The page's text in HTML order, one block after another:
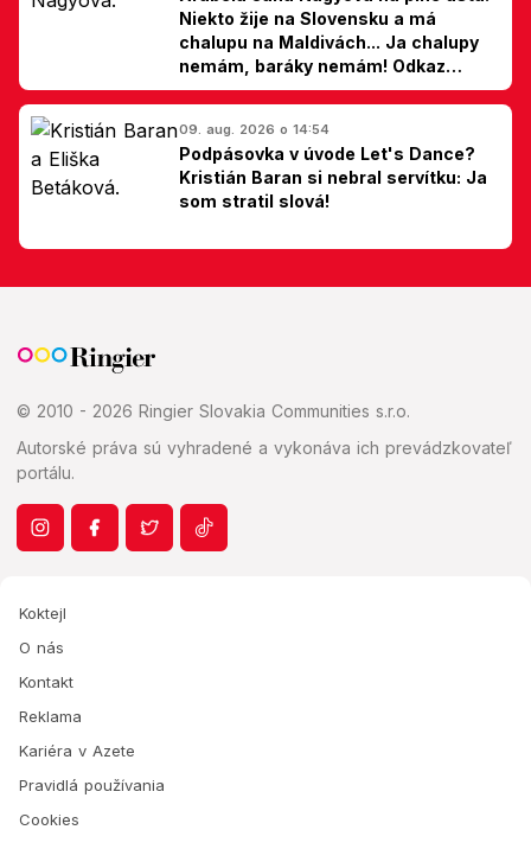
Niekto žije na Slovensku a má
chalupu na Maldivách... Ja chalupy
nemám, baráky nemám! Odkaz
Slovákom
09. aug. 2026 o 14:54
Podpásovka v úvode Let's Dance?
Kristián Baran si nebral servítku: Ja
som stratil slová!
© 2010 - 2026 Ringier Slovakia Communities s.r.o.
Autorské práva sú vyhradené a vykonáva ich prevádzkovateľ
portálu.
Koktejl
O nás
Kontakt
Reklama
Kariéra v Azete
Pravidlá používania
Cookies